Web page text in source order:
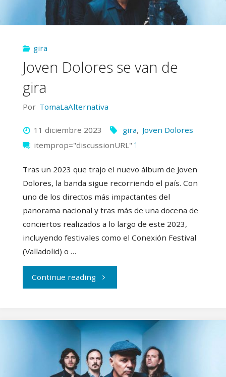
nueva
gira
Joven Dolores se van de
gira
Por TomaLaAlternativa
11 diciembre 2023 gira, Joven Dolores
itemprop="discussionURL" 1
Tras un 2023 que trajo el nuevo álbum de Joven
Dolores, la banda sigue recorriendo el país. Con
uno de los directos más impactantes del
panorama nacional y tras más de una docena de
conciertos realizados a lo largo de este 2023,
incluyendo festivales como el Conexión Festival
(Valladolid) o …
Continue reading"Joven
se
van
de